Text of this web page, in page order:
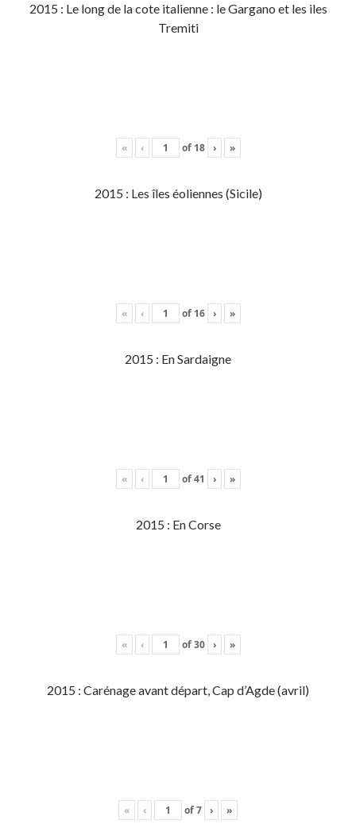
2015 : Le long de la cote italienne : le Gargano et les iles
Tremiti
« ‹ of 18 › »
2015 : Les îles éoliennes (Sicile)
« ‹ of 16 › »
2015 : En Sardaigne
« ‹ of41 › »
2015 : En Corse
« ‹ of30 › »
2015 : Carénage avant départ, Cap d’Agde (avril)
« ‹ of7 › »